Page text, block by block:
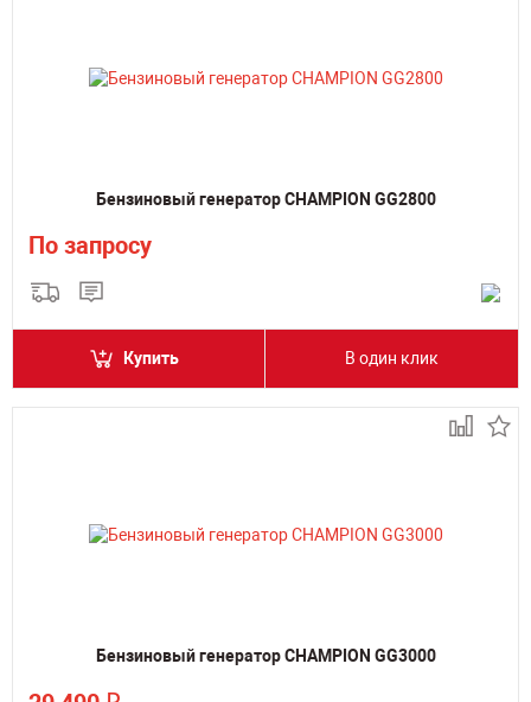
Бензиновый генератор CHAMPION GG2800
По запросу
Купить В один клик
Бензиновый генератор CHAMPION GG3000